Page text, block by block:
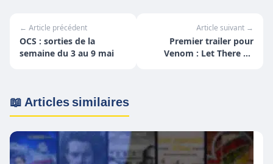
← Article précédent
OCS : sorties de la
semaine du 3 au 9 mai
Article suivant →
Premier trailer pour
Venom : Let There Be
📖 Articles similaires